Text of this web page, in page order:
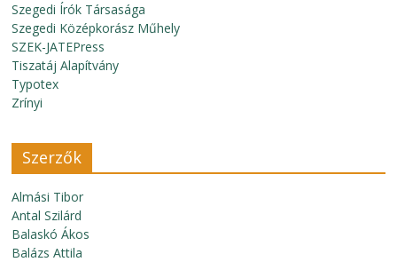
Szegedi Írók Társasága
Szegedi Középkorász Műhely
SZEK-JATEPress
Tiszatáj Alapítvány
Typotex
Zrínyi
Szerzők
Almási Tibor
Antal Szilárd
Balaskó Ákos
Balázs Attila